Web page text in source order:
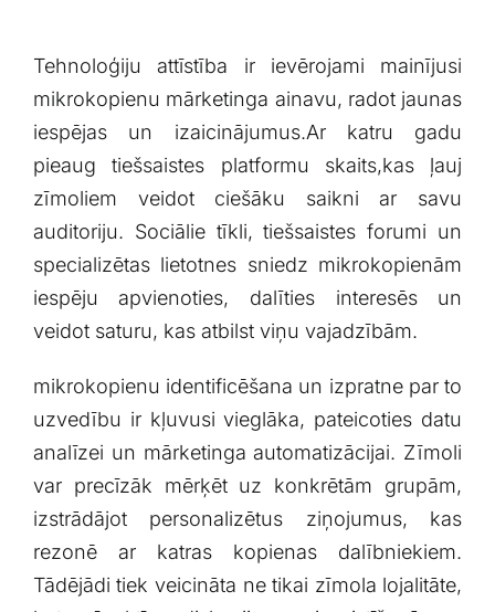
Tehnoloģiju attīstība ir ievērojami mainījusi
mikrokopienu mārketinga ainavu, radot jaunas
iespējas ⁤un ​izaicinājumus.Ar katru gadu
pieaug ‌tiešsaistes ‍platformu​ skaits,kas ļauj
zīmoliem veidot ciešāku saikni ar savu
auditoriju. Sociālie tīkli, tiešsaistes forumi ​un
specializētas lietotnes sniedz mikrokopienām
iespēju apvienoties, dalīties interesēs un
veidot saturu,‌ kas atbilst ⁢viņu vajadzībām.
mikrokopienu identificēšana un izpratne par to⁤
uzvedību ir kļuvusi vieglāka, ⁣pateicoties datu
analīzei un mārketinga automatizācijai. ⁣Zīmoli
var precīzāk ⁢mērķēt uz konkrētām grupām,
⁢izstrādājot personalizētus ziņojumus, kas
rezonē ar katras kopienas dalībniekiem.
Tādējādi tiek veicināta ne tikai zīmola lojalitāte,